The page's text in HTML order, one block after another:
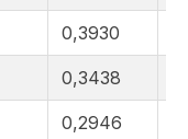
0,3930
0,3438
0,2946